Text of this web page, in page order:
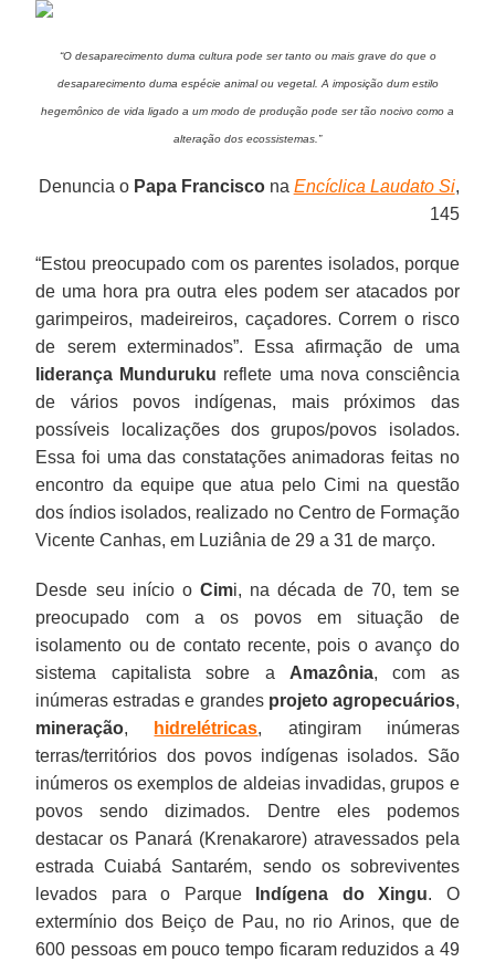
“O desaparecimento duma cultura pode ser tanto ou mais grave do que o
desaparecimento duma espécie animal ou vegetal. A imposição dum estilo
hegemônico de vida ligado a um modo de produção pode ser tão nocivo como a
alteração dos ecossistemas.”
Denuncia o Papa Franciscona Encíclica Laudato Si,
145
“Estou preocupado com os parentes isolados, porque
de uma hora pra outra eles podem ser atacados por
garimpeiros, madeireiros, caçadores. Correm o risco
de serem exterminados”. Essa afirmação de uma
liderança Munduruku reflete uma nova consciência
de vários povos indígenas, mais próximos das
possíveis localizações dos grupos/povos isolados.
Essa foi uma das constatações animadoras feitas no
encontro da equipe que atua pelo Cimi na questão
dos índios isolados, realizado no Centro de Formação
Vicente Canhas, em Luziânia de 29 a 31 de março.
Desde seu início o Cimi, na década de 70, tem se
preocupado com a os povos em situação de
isolamento ou de contato recente, pois o avanço do
sistema capitalista sobre a Amazônia, com as
inúmeras estradas e grandes projeto agropecuários,
mineração, hidrelétricas, atingiram inúmeras
terras/territórios dos povos indígenas isolados. São
inúmeros os exemplos de aldeias invadidas, grupos e
povos sendo dizimados. Dentre eles podemos
destacar os Panará (Krenakarore) atravessados pela
estrada Cuiabá Santarém, sendo os sobreviventes
levados para o Parque
Indígena do Xingu. O
extermínio dos Beiço de Pau, no rio Arinos, que de
600 pessoas em pouco tempo ficaram reduzidos a 49